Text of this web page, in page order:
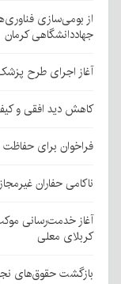
از بومی‌سازی
جهاددانشگاهی کرمان
آغاز اجرای طرح
کاهش دید افقی و
فراخوان برای
ناکامی حفاران
آغاز خدمت‌رسانی
کربلای معلی
بازگشت حقوق‌های